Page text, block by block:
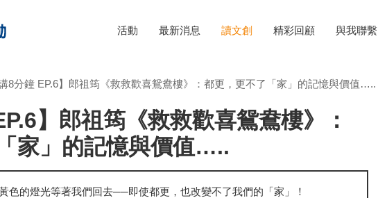
活動 最新消息 讀文創 精彩回顧 與我聯繫
8分鐘 EP.6】郎祖筠《救救歡喜鴛鴦樓》：都更，更不了「家」的記憶與價值…..
】郎祖筠《救救歡喜鴛鴦樓》：
家」的記憶與價值…..
色的燈光等著我們回去──即使都更，也改變不了我們的「家」！